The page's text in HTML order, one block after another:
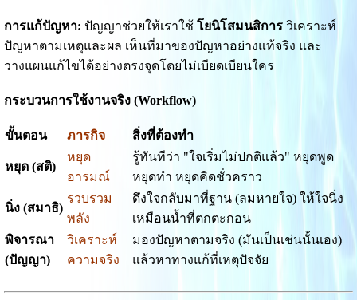
การแก้ปัญหา: ปัญญาช่วยให้เราใช้ โยนิโสมนสิการวิเคราะห์
ปัญหาตามเหตุและผล เห็นที่มาของปัญหาอย่างแท้จริง และ
วางแผนแก้ไขได้อย่างตรงจุดโดยไม่เบียดเบียนใคร
กระบวนการใช้งานจริง (Workflow)
ขั้นตอน ภารกิจ สิ่งที่ต้องทำ
หยุด (สติ)
หยุด
อารมณ์
รู้ทันทีว่า "ใจเริ่มไม่ปกติแล้ว" หยุดพูด
หยุดทำ หยุดคิดชั่วคราว
นิ่ง (สมาธิ)
รวบรวม
พลัง
ดึงใจกลับมาที่ฐาน (ลมหายใจ) ให้ใจนิ่ง
เหมือนน้ำที่ตกตะกอน
พิจารณา
(ปัญญา)
วิเคราะห์
ความจริง
มองปัญหาตามจริง (มันเป็นเช่นนั้นเอง)
แล้วหาทางแก้ที่เหตุปัจจัย